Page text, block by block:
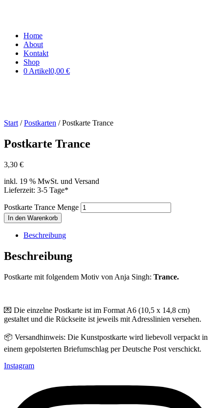
Home
About
Kontakt
Shop
0 Artikel0,00 €
Start /Postkarten / Postkarte Trance
Postkarte Trance
3,30 €
inkl. 19 % MwSt. und Versand
Lieferzeit: 3-5 Tage*
Postkarte Trance Menge
In den Warenkorb
Beschreibung
Beschreibung
Postkarte mit folgendem Motiv von Anja Singh: Trance.
💌 Die einzelne Postkarte ist im Format A6 (10,5 x 14,8 cm)
gestaltet und die Rückseite ist jeweils mit Adresslinien versehen.
📦 Versandhinweis: Die Kunstpostkarte wird liebevoll verpackt in
einem gepolsterten Briefumschlag per Deutsche Post verschickt.
Instagram